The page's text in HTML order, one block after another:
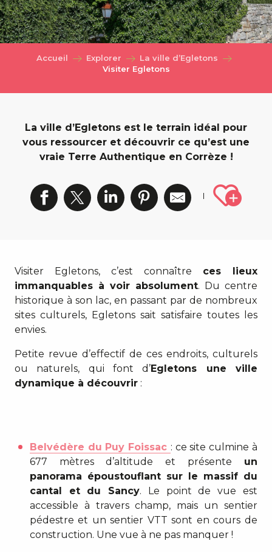
Accueil Explorer
La ville d’Egletons
Visiter Egletons
La ville d’Egletons est le terrain idéal pour
vous ressourcer et découvrir ce qu’est une
vraie Terre Authentique en Corrèze !
Visiter Egletons, c’est connaître ces lieux
immanquables à voir absolument. Du centre
historique à son lac, en passant par de nombreux
sites culturels, Egletons sait satisfaire toutes les
envies.
Petite revue d’effectif de ces endroits, culturels
ou naturels, qui font d’Egletons une ville
dynamique à découvrir :
Belvédère du Puy Foissac : ce site culmine à
677 mètres d’altitude et présente un
panorama époustouflant sur le massif du
cantal et du Sancy. Le point de vue est
accessible à travers champ, mais un sentier
pédestre et un sentier VTT sont en cours de
construction. Une vue à ne pas manquer !